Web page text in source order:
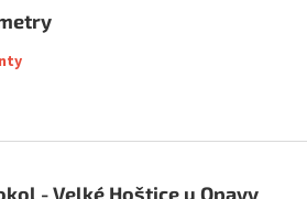
- Velké Hoštice u Opavy